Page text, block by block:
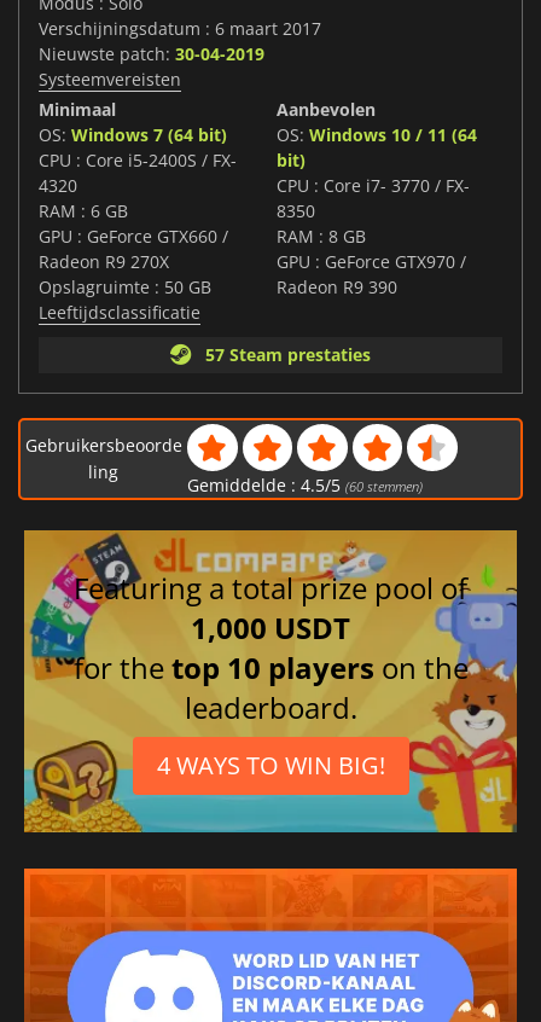
Verschijningsdatum : 6 maart 2017
Nieuwste patch: 30-04-2019
Systeemvereisten
Minimaal
OS: Windows 7 (64 bit)
CPU : Core i5-2400S / FX-
4320
RAM : 6 GB
GPU : GeForce GTX660 /
Radeon R9 270X
Opslagruimte : 50 GB
Aanbevolen
OS: Windows 10 / 11 (64
bit)
CPU : Core i7- 3770 / FX-
8350
RAM : 8 GB
GPU : GeForce GTX970 /
Radeon R9 390
Leeftijdsclassificatie
57 Steam prestaties
Gebruikersbeoorde
ling
Gemiddelde : 4.5/5 (60stemmen)
Featuring a total prize pool of
1,000 USDT
for thetop 10 players on the
leaderboard.
4 WAYS TO WIN BIG!